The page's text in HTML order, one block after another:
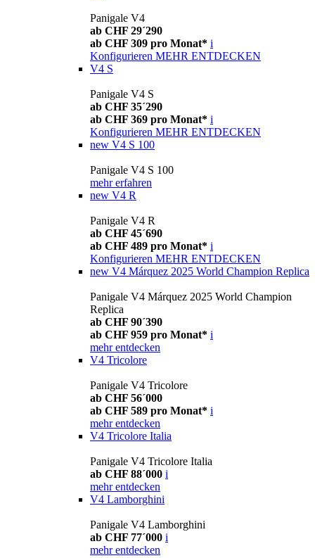
Panigale V4
ab CHF 29´290
ab CHF 309 pro Monat* i
Konfigurieren MEHR ENTDECKEN
V4 S
Panigale V4 S
ab CHF 35´290
ab CHF 369 pro Monat* i
Konfigurieren MEHR ENTDECKEN
new V4 S 100
Panigale V4 S 100
mehr erfahren
new V4 R
Panigale V4 R
ab CHF 45´690
ab CHF 489 pro Monat* i
Konfigurieren MEHR ENTDECKEN
new V4 Márquez 2025 World Champion Replica
Panigale V4 Márquez 2025 World Champion
Replica
ab CHF 90´390
ab CHF 959 pro Monat* i
mehr entdecken
V4 Tricolore
Panigale V4 Tricolore
ab CHF 56´000
ab CHF 589 pro Monat* i
mehr entdecken
V4 Tricolore Italia
Panigale V4 Tricolore Italia
ab CHF 88´000 i
mehr entdecken
V4 Lamborghini
Panigale V4 Lamborghini
ab CHF 77´000 i
mehr entdecken